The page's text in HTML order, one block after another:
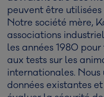
peuvent être
Notre société mère,
associations
les années 1980
aux tests sur les
internationales.
données existantes